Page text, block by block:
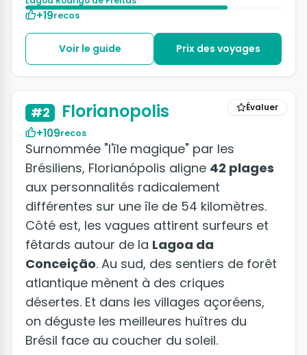
+19recos
Voir le guide Prix des voyages
Évaluer
#2 Florianopolis
+109recos
Surnommée "l'île magique" par les
Brésiliens, Florianópolis aligne 42 plages
aux personnalités radicalement
différentes sur une île de 54 kilomètres.
Côté est, les vagues attirent surfeurs et
fêtards autour de la Lagoa da
Conceição. Au sud, des sentiers de forêt
atlantique mènent à des criques
désertes. Et dans les villages açoréens,
on déguste les meilleures huîtres du
Brésil face au coucher du soleil.